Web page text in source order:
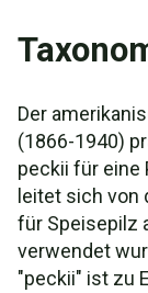
Der
(1866-1940)
peckii für eine
leitet sich von
für Speisepilz
verwendet
"peckii" ist zu